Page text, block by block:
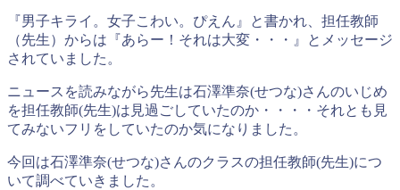
『男子キライ。女子こわい。ぴえん』と書かれ、担任教師
（先生）からは『あらー！それは大変・・・』とメッセージ
されていました。
ニュースを読みながら先生は石澤準奈(せつな)さんのいじめ
を担任教師(先生)は見過ごしていたのか・・・・それとも見
てみないフリをしていたのか気になりました。
今回は石澤準奈(せつな)さんのクラスの担任教師(先生)につ
いて調べていきました。